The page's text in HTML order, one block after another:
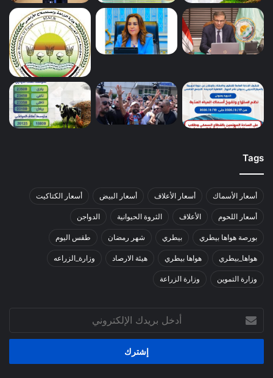
Tags
أسعار الأسماك أسعار الأعلاف أسعار البيض أسعار الكتاكيت
أسعار اللحوم الأعلاف الثروة الحيوانية الدواجن
بورصة هواها بيطري بيطري شهر رمضان طقس اليوم
هواها_بيطري هواها بيطري هيئة الارصاد وزارة_الزراعه
وزارة التموين وزارة الزراعة
بريدك
الإلكتروني